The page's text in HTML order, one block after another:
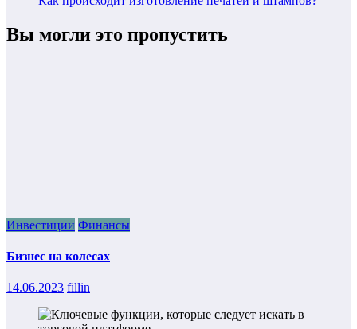
Вы могли это пропустить
Инвестиции Финансы
Бизнес на колесах
14.06.2023 fillin